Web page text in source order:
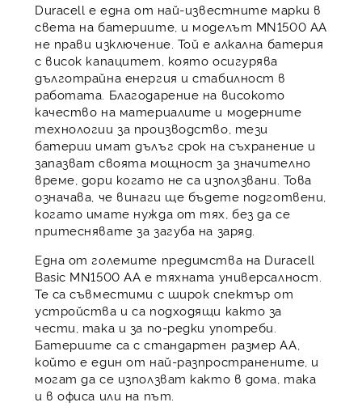
Duracell е една от най-известните марки в
света на батериите, и моделът MN1500 AA
не прави изключение. Той е алкална батерия
с висок капацитет, която осигурява
дълготрайна енергия и стабилност в
работата. Благодарение на високото
качество на материалите и модерните
технологии за производство, тези
батерии имат дълъг срок на съхранение и
запазват своята мощност за значително
време, дори когато не са използвани. Това
означава, че винаги ще бъдете подготвени,
когато имате нужда от тях, без да се
притеснявате за загуба на заряд.
Една от големите предимства на Duracell
Basic MN1500 AA е тяхната универсалност.
Те са съвместими с широк спектър от
устройства и са подходящи както за
чести, така и за по-редки употреби.
Батериите са с стандартен размер AA,
който е един от най-разпространените, и
могат да се използват както в дома, така
и в офиса или на път.